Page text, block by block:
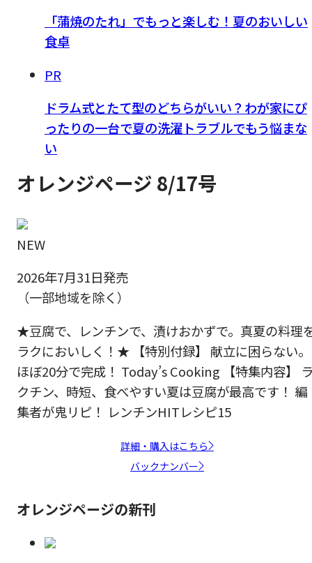
「蒲焼のたれ」でもっと楽しむ！夏のおいしい
食卓
PR
ドラム式とたて型のどちらがいい？わが家にぴ
ったりの一台で夏の洗濯トラブルでもう悩まな
い
オレンジページ 8/17号
NEW
2026年7月31日発売
（一部地域を除く）
★豆腐で、レンチンで、漬けおかずで。真夏の料理
ラクにおいしく！★ 【特別付録】 献立に困らない。
ほぼ20分で完成！ Today’s Cooking 【特集内容】
クチン、時短、食べやすい夏は豆腐が最高です！ 編
集者が鬼リピ！ レンチンHITレシピ15
詳細・購入はこちら
バックナンバー
オレンジページの新刊